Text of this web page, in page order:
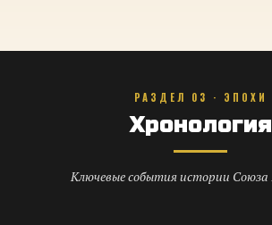
РАЗДЕЛ 03 · ЭПОХИ
Хронология
Ключевые события истории Союза